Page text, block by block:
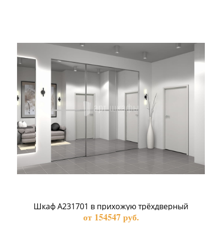
Шкаф А231701 в прихожую трёхдверный
от 154547 руб.